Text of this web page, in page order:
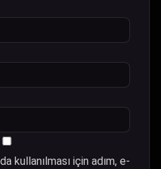
kullanılması için adım, e-